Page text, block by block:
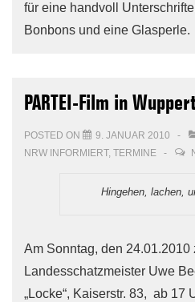
für eine handvoll
Bonbons und eine Glasperle.
PARTEI-Film in
POSTED ON 9. JANUAR 2010
NRW INFORMIERT, TERMINE
Hingehen, lachen,
Am Sonntag, den 24.01.2010
Landesschatzmeister Uwe
„Locke“, Kaiserstr. 83, ab 17